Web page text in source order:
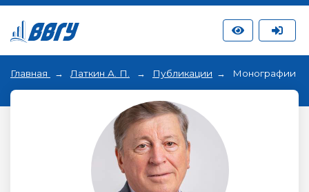
Главная Латкин А. П. Публикации Монографии